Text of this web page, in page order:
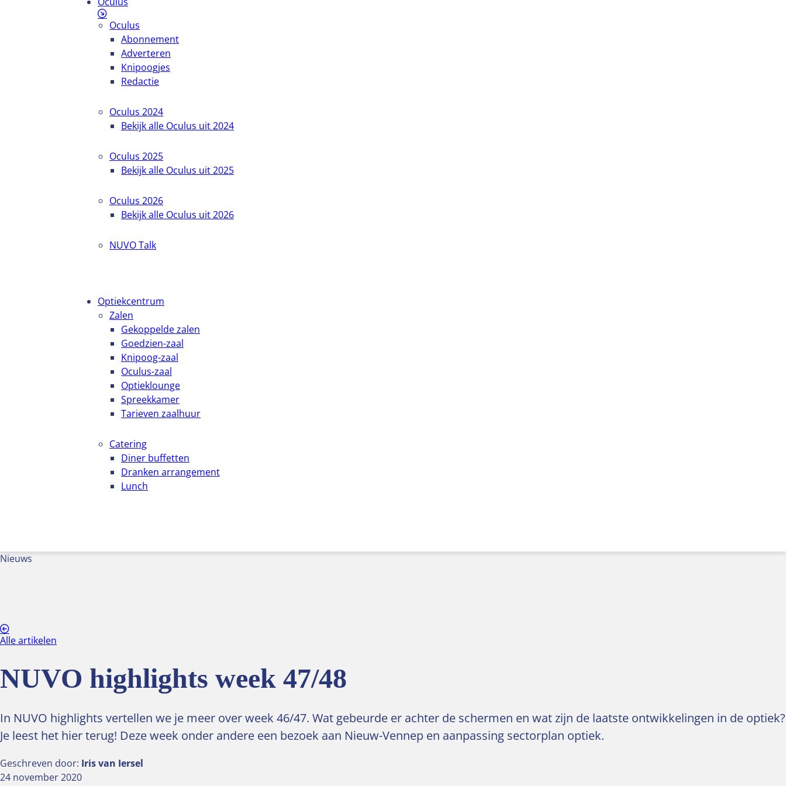
Oculus
Abonnement
Adverteren
Knipoogjes
Redactie
Oculus 2024
Bekijk alle Oculus uit 2024
Oculus 2025
Bekijk alle Oculus uit 2025
Oculus 2026
Bekijk alle Oculus uit 2026
NUVO Talk
Optiekcentrum
Zalen
Gekoppelde zalen
Goedzien-zaal
Knipoog-zaal
Oculus-zaal
Optieklounge
Spreekkamer
Tarieven zaalhuur
Catering
Diner buffetten
Dranken arrangement
Lunch
Nieuws
Alle artikelen
NUVO highlights week 47/48
In NUVO highlights vertellen we je meer over week 46/47. Wat gebeurde er achter de schermen en wat zijn de laatste ontwikkelingen in de optiek?
Je leest het hier terug! Deze week onder andere een bezoek aan Nieuw-Vennep en aanpassing sectorplan optiek.
Geschreven door: Iris van Iersel
24 november 2020